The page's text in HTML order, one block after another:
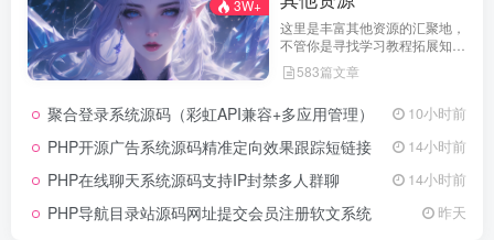
3W+
这里是丰富其他资源的汇聚地，
不管你是寻找学习教程拓展知
识，还是搜集各类素材激发创作
灵感，亦或是查询专业数据辅助
源定期更新、分类清晰、下载便
务，快来探索发现所需资源！
583篇文章
聚合登录系统源码（彩虹API兼容+多应用管理） 10小时前
PHP开源广告系统源码精准定向效果跟踪短链接 14小时前
PHP在线聊天系统源码支持IP封禁多人群聊 14小时前
PHP导航目录站源码网址提交会员注册软文系统 昨天